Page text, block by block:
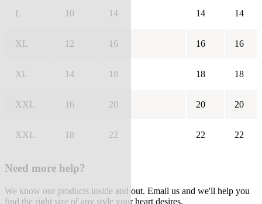
L 10 14 14 14
XL 12 16 16 16
XL 14 18 18 18
XXL 16 20 20 20
XXL 18 22 22 22
Need more help?
We know our products inside and out. Email us and we'll help you
find the right size of any style your heart desires.